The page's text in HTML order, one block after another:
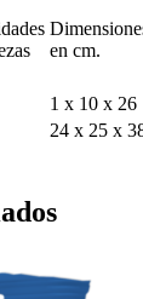
en cm.
1 x 10 x 26
24 x 25 x